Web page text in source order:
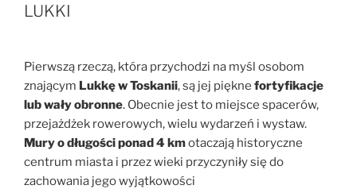
LUKKI
Pierwszą rzeczą, która przychodzi na myśl osobom
znającym Lukkę w Toskanii, są jej piękne fortyfikacje
lub wały obronne. Obecnie jest to miejsce spacerów,
przejażdżek rowerowych, wielu wydarzeń i wystaw.
Mury o długości ponad 4 kmotaczają historyczne
centrum miasta i przez wieki przyczyniły się do
zachowania jego wyjątkowości